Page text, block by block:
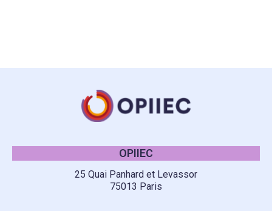
OPIIEC
25 Quai Panhard et Levassor
75013 Paris